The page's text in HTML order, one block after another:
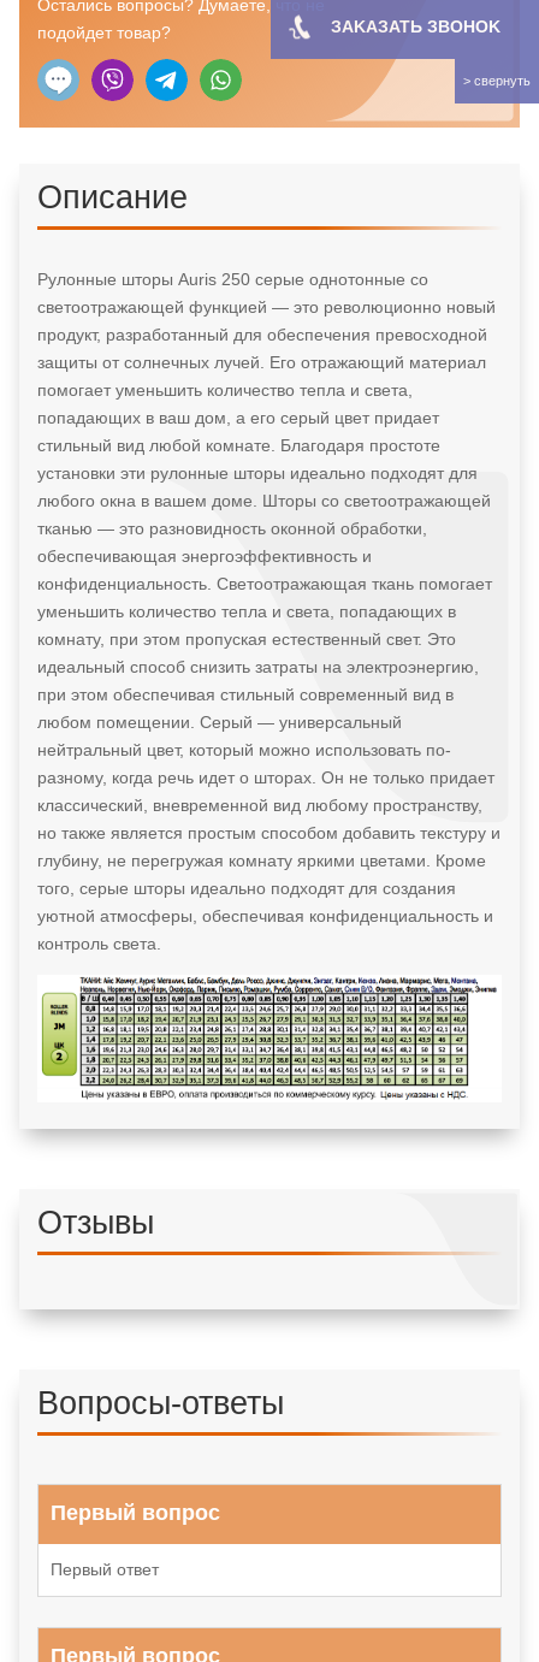
Остались вопросы? Думаете, что не
подойдет товар?
Описание
Рулонные шторы Auris 250 серые однотонные со
светоотражающей функцией — это революционно новый
продукт, разработанный для обеспечения превосходной
защиты от солнечных лучей. Его отражающий материал
помогает уменьшить количество тепла и света,
попадающих в ваш дом, а его серый цвет придает
стильный вид любой комнате. Благодаря простоте
установки эти рулонные шторы идеально подходят для
любого окна в вашем доме. Шторы со светоотражающей
тканью — это разновидность оконной обработки,
обеспечивающая энергоэффективность и
конфиденциальность. Светоотражающая ткань помогает
уменьшить количество тепла и света, попадающих в
комнату, при этом пропуская естественный свет. Это
идеальный способ снизить затраты на электроэнергию,
при этом обеспечивая стильный современный вид в
любом помещении. Серый — универсальный
нейтральный цвет, который можно использовать по-
разному, когда речь идет о шторах. Он не только придает
классический, вневременной вид любому пространству,
но также является простым способом добавить текстуру и
глубину, не перегружая комнату яркими цветами. Кроме
того, серые шторы идеально подходят для создания
уютной атмосферы, обеспечивая конфиденциальность и
контроль света.
Отзывы
Вопросы-ответы
Первый вопрос
Первый ответ
Первый вопрос
ЗAKAЗATЬ ЗBOHOK